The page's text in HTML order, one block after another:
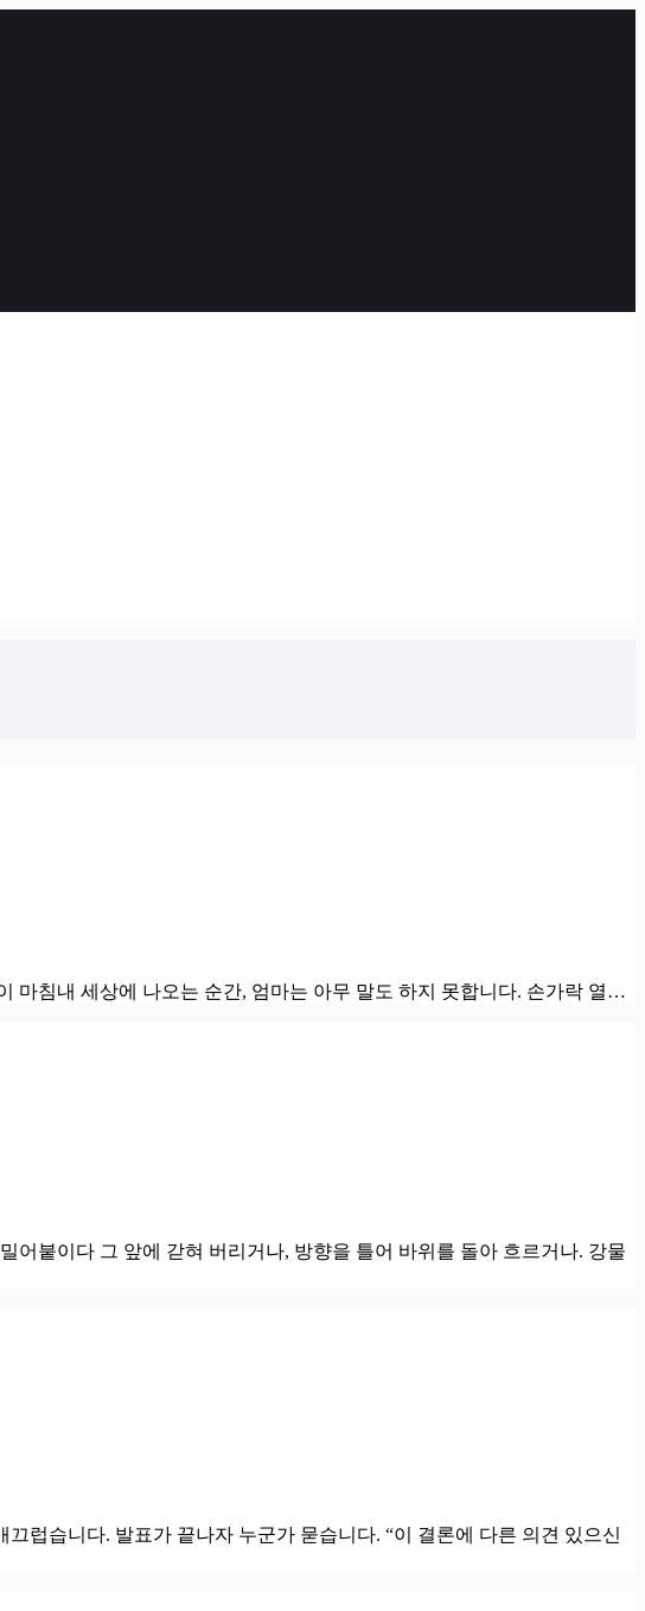
마침내 세상에 나오는 순간, 엄마는 아무 말도 하지 못합니다. 손가락 열…
어붙이다 그 앞에 갇혀 버리거나, 방향을 틀어 바위를 돌아 흐르거나. 강물
럽습니다. 발표가 끝나자 누군가 묻습니다. “이 결론에 다른 의견 있으신